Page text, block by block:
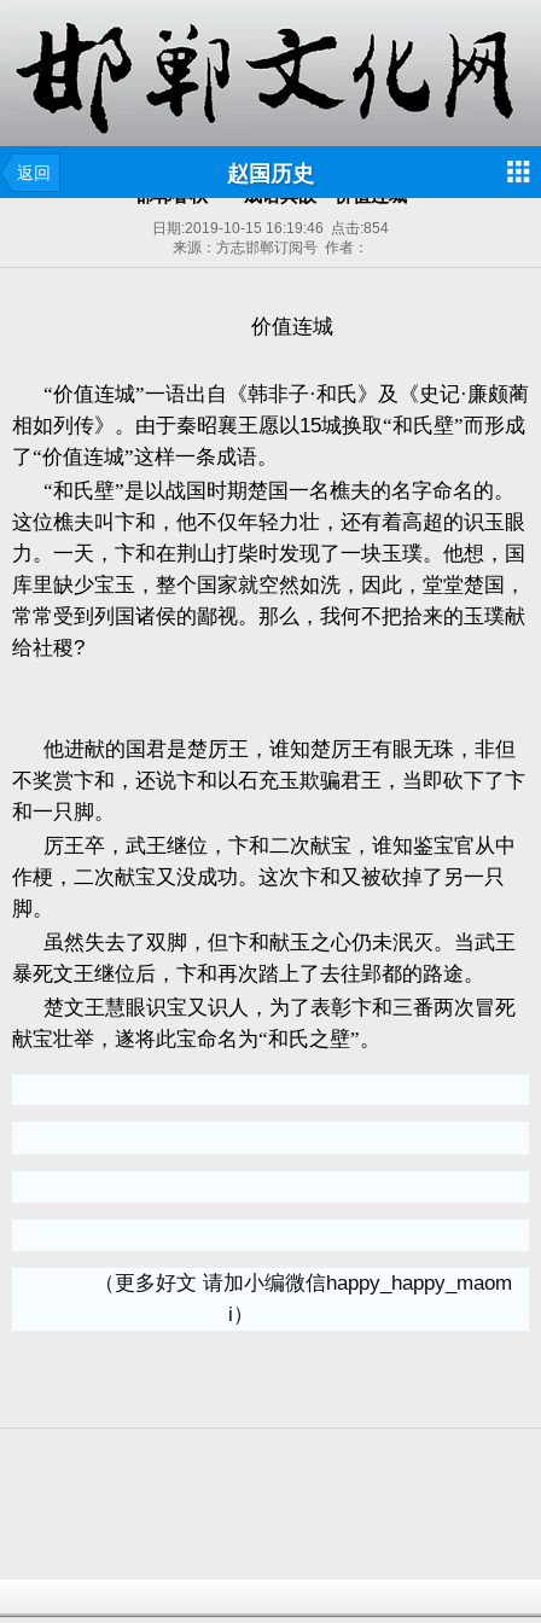
返回 赵国历史
邯郸春秋——成语典故—价值连城
日期:2019-10-15 16:19:46 点击:854
来源：方志邯郸订阅号 作者：
价值连城
“价值连城”一语出自《韩非子·和氏》及《史记·廉颇蔺
相如列传》。由于秦昭襄王愿以15城换取“和氏壁”而形成
了“价值连城”这样一条成语。
“和氏壁”是以战国时期楚国一名樵夫的名字命名的。
这位樵夫叫卞和，他不仅年轻力壮，还有着高超的识玉眼
力。一天，卞和在荆山打柴时发现了一块玉璞。他想，国
库里缺少宝玉，整个国家就空然如洗，因此，堂堂楚国，
常常受到列国诸侯的鄙视。那么，我何不把拾来的玉璞献
给社稷?
他进献的国君是楚厉王，谁知楚厉王有眼无珠，非但
不奖赏卞和，还说卞和以石充玉欺骗君王，当即砍下了卞
和一只脚。
厉王卒，武王继位，卞和二次献宝，谁知鉴宝官从中
作梗，二次献宝又没成功。这次卞和又被砍掉了另一只
脚。
虽然失去了双脚，但卞和献玉之心仍未泯灭。当武王
暴死文王继位后，卞和再次踏上了去往郢都的路途。
楚文王慧眼识宝又识人，为了表彰卞和三番两次冒死
献宝壮举，遂将此宝命名为“和氏之壁”。
（更多好文 请加小编微信happy_happy_maom
i）